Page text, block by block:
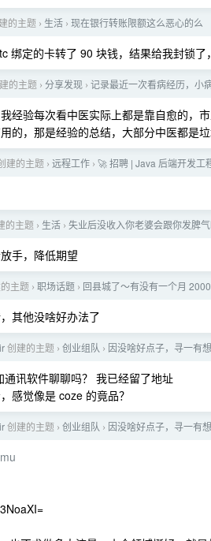
的主题 › 生活 › 现在银行转账限额这么恶心的么
绑定的卡转了 90 块钱，结果给我封锁
的主题 › 分享发现 › 记录最近一次看病经历，小
经验每次看中医实际上都是靠自愈的，
的，那是经验的总结，大部分中医都是
建的主题 › 远程工作 › 🚀 招聘 | Java 后端开发工
的主题 › 生活 › 失业后没收入你老婆会跟你发脾
手，降低期望
主题 › 职场话题 › 回县城了～有没有一个月
其他没啥好办法了
创建的主题 › 创业组队 › 因没啥好点子，寻一有
通讯软件聊聊吗？ 我已经留了地址
感觉像是 coze 的竟品？
创建的主题 › 创业组队 › 因没啥好点子，寻一有